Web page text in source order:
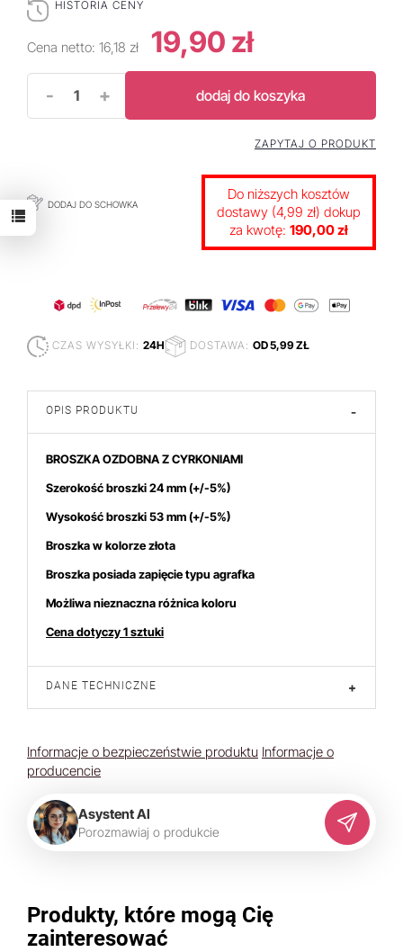
HISTORIA CENY
Cena netto: 16,18 zł 19,90 zł
- + dodaj do koszyka
DODAJ DO SCHOWKA
ZAPYTAJ O PRODUKT
Do niższych kosztów
dostawy (4,99 zł) dokup
za kwotę: 190,00 zł
CZAS WYSYŁKI: 24H DOSTAWA: OD 5,99 ZŁ
OPIS PRODUKTU -
BROSZKA OZDOBNA Z CYRKONIAMI
Szerokość broszki 24 mm(+/-5%)
Wysokość broszki 53mm (+/-5%)
Broszka w kolorze złota
Broszka posiada zapięcie typu agrafka
Możliwa nieznaczna różnica koloru
Cena dotyczy 1 sztuki
DANE TECHNICZNE +
Informacje o bezpieczeństwie produktu Informacje o
producencie
Asystent AI
Porozmawiaj o produkcie
Produkty, które mogą Cię
zainteresować